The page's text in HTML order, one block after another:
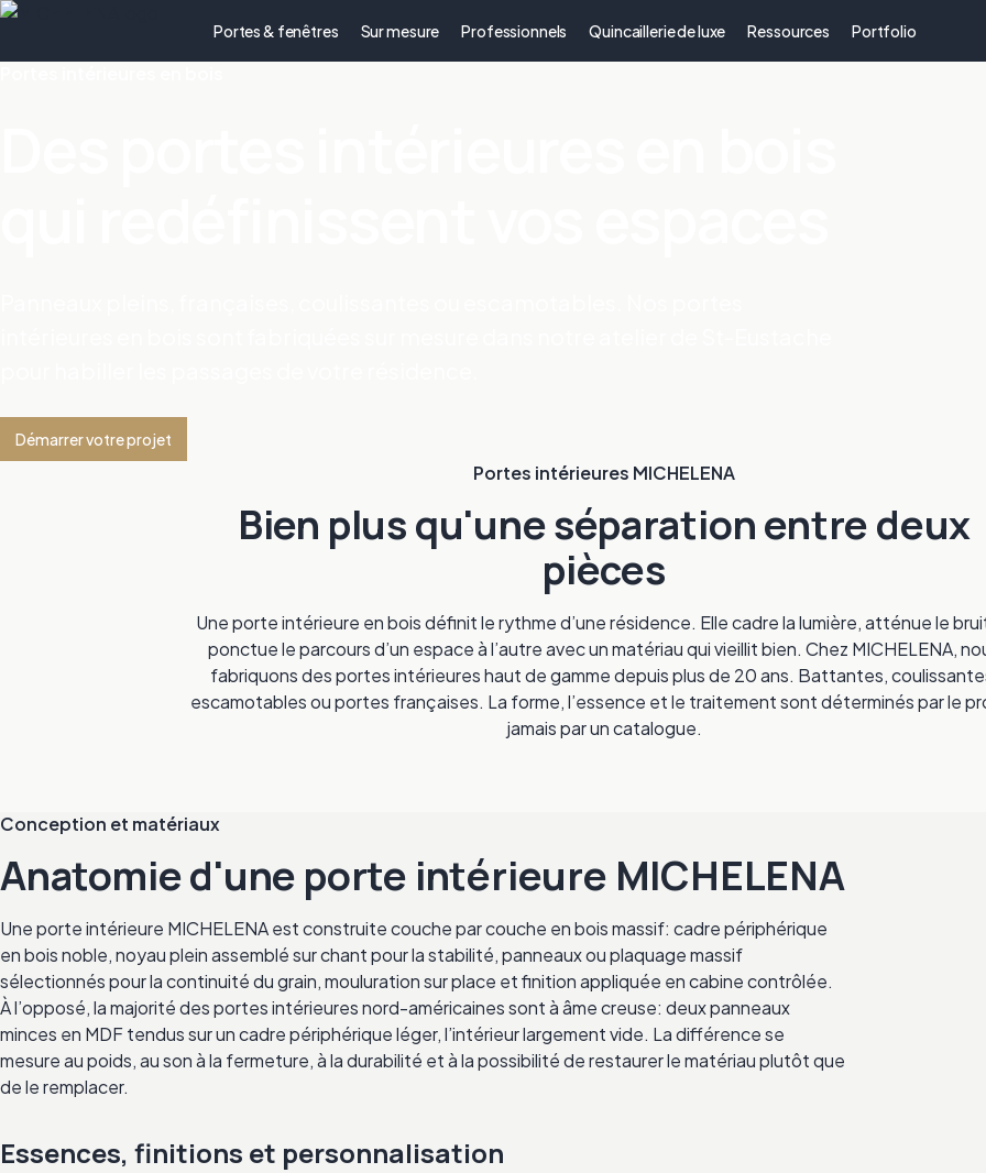
Portes & fenêtres Sur mesure Professionnels Quincaillerie de luxe Ressources Portfolio
Démarrer votre projet
Portes intérieures MICHELENA
Bien plus qu'une séparation entre deux
pièces
Une porte intérieure en bois définit le rythme d’une résidence. Elle cadre la lumière, atténue le
ponctue le parcours d’un espace à l’autre avec un matériau qui vieillit bien. Chez MICHELENA,
fabriquons des portes intérieures haut de gamme depuis plus de 20 ans. Battantes,
escamotables ou portes françaises. La forme, l’essence et le traitement sont déterminés par le
jamais par un catalogue.
Conception et matériaux
Anatomie d'une porte intérieure MICHELENA
Une porte intérieure MICHELENA est construite couche par couche en bois massif: cadre périphérique
en bois noble, noyau plein assemblé sur chant pour la stabilité, panneaux ou plaquage massif
sélectionnés pour la continuité du grain, mouluration sur place et finition appliquée en cabine contrôlée.
À l’opposé, la majorité des portes intérieures nord-américaines sont à âme creuse: deux panneaux
minces en MDF tendus sur un cadre périphérique léger, l’intérieur largement vide. La différence se
mesure au poids, au son à la fermeture, à la durabilité et à la possibilité de restaurer le matériau plutôt que
de le remplacer.
Essences, finitions et personnalisation